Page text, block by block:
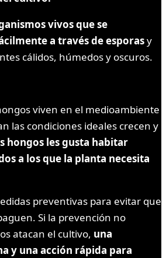
vivos que se
a través de esporasy
cálidos, húmedos y oscuros.
viven en el medioambiente
las condiciones ideales crecen y
hongos les gusta habitar
a los que la planta necesita
preventivas para evitar que
Si la prevención no
atacan el cultivo, una
y una acción rápida para